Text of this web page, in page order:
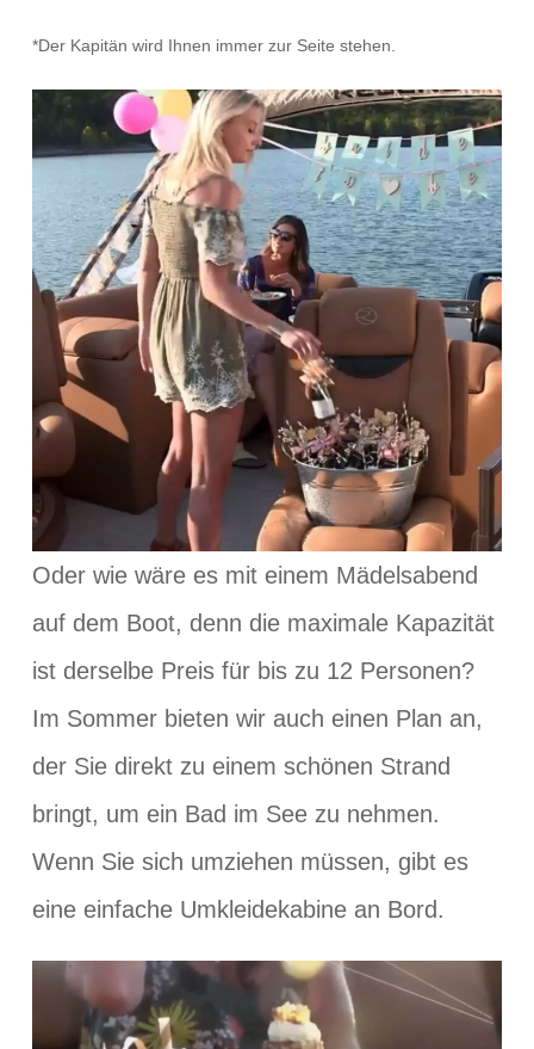
*Der Kapitän wird Ihnen immer zur Seite stehen.
Oder wie wäre es mit einem Mädelsabend
auf dem Boot, denn die maximale Kapazität
ist derselbe Preis für bis zu 12 Personen?
Im Sommer bieten wir auch einen Plan an,
der Sie direkt zu einem schönen Strand
bringt, um ein Bad im See zu nehmen.
Wenn Sie sich umziehen müssen, gibt es
eine einfache Umkleidekabine an Bord.